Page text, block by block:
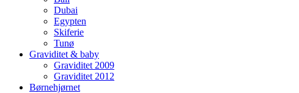
Dubai
Egypten
Skiferie
Tunø
Graviditet & baby
Graviditet 2009
Graviditet 2012
Børnehjørnet